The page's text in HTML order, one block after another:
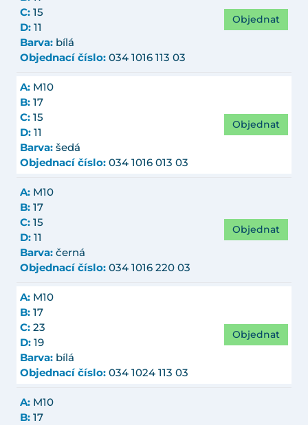
C: 15
D: 11
Barva: bílá
Objednací číslo: 034 1016 113 03
Objednat
A: M10
B: 17
C: 15
D: 11
Barva: šedá
Objednací číslo: 034 1016 013 03
Objednat
A: M10
B: 17
C: 15
D: 11
Barva: černá
Objednací číslo: 034 1016 220 03
Objednat
A: M10
B: 17
C: 23
D: 19
Barva: bílá
Objednací číslo: 034 1024 113 03
Objednat
A: M10
B: 17